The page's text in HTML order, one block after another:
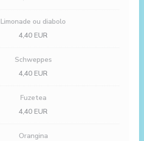
Limonade ou diabolo
4,40 EUR
Schweppes
4,40 EUR
Fuzetea
4,40 EUR
Orangina